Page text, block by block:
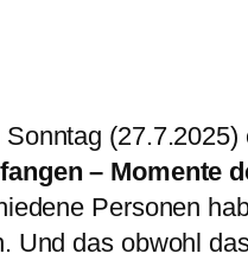
– Momente
Personen
Und das obwohl